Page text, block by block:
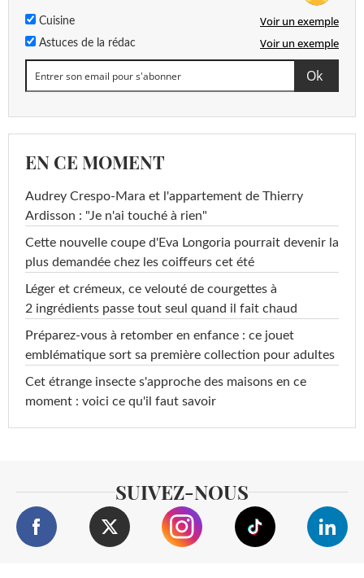
Cuisine Voir un exemple
Astuces de la rédac Voir un exemple
EN CE MOMENT
Audrey Crespo-Mara et l'appartement de Thierry
Ardisson : "Je n'ai touché à rien"
Cette nouvelle coupe d'Eva Longoria pourrait devenir la
plus demandée chez les coiffeurs cet été
Léger et crémeux, ce velouté de courgettes à
2 ingrédients passe tout seul quand il fait chaud
Préparez-vous à retomber en enfance : ce jouet
emblématique sort sa première collection pour adultes
Cet étrange insecte s'approche des maisons en ce
moment : voici ce qu'il faut savoir
SUIVEZ-NOUS